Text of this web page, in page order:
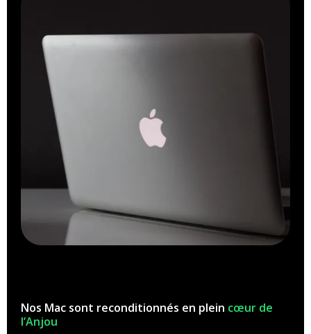
Nos Mac sont reconditionnés en plein cœur de
l’Anjou